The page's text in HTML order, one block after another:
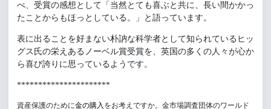
べ、受賞の感想として「当然とても喜ぶと共に、長い間かかっ
たことからもほっとしている。」と語っています。
表に出ることを好まない朴訥な科学者として知られているヒッ
グス氏の栄えあるノーベル賞受賞を、英国の多くの人々が心か
ら喜び誇りに思っているようです。
**********************
資産保護のために金の購入 をお考えですか。金市場調査団体のワールド